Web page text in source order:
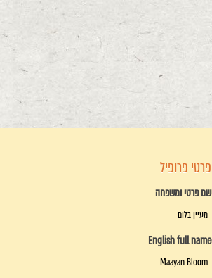
פרטי פרופיל
שם פרטי ומשפחה
מעיין בלום
English full name
Maayan Bloom